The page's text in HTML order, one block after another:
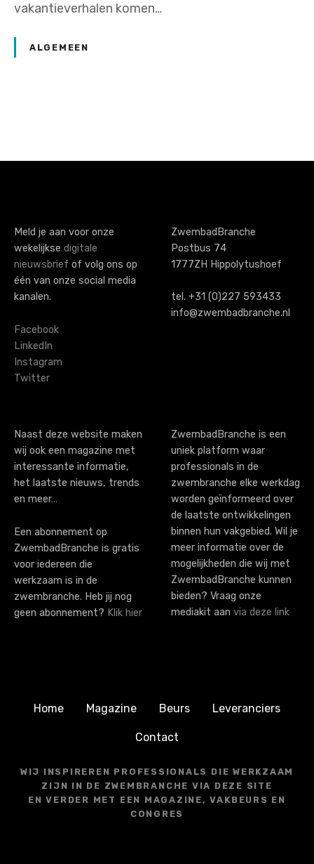
vakantieverhalen komen…
ALGEMEEN
o
s
n
a
i
g
a
i
o
n
Meld je aan voor onze
wekelijkse digitale
nieuwsbrief of volg ons op
één van onze social media
kanalen.
Facebook
LinkedIn
Instagram
Twitter
ZwembadBranche
Postbus 74
1777ZH Hippolytushoef
tel. +31 (0)227 593433
info@zwembadbranche.nl
Naast deze website maken
wij ook een magazine met
interessante informatie,
het laatste nieuws, trends
en meer…
Een abonnement op
ZwembadBranche is gratis
voor iedereen die
werkzaam is in de
zwembranche. Heb jij nog
geen abonnement? Klik hier
ZwembadBranche is een
uniek platform waar
professionals in de
zwembranche elke werkdag
worden geïnformeerd over
de laatste ontwikkelingen
binnen hun vakgebied. Wil je
meer informatie over de
mogelijkheden die wij met
ZwembadBranche kunnen
bieden? Vraag onze
mediakit aan via deze link
Home Magazine Beurs Leveranciers
Contact
WIJ INSPIREREN PROFESSIONALS DIE WERKZAAM
ZIJN IN DE ZWEMBRANCHE VIA DEZE SITE
EN VERDER MET EEN MAGAZINE, VAKBEURS EN
CONGRES